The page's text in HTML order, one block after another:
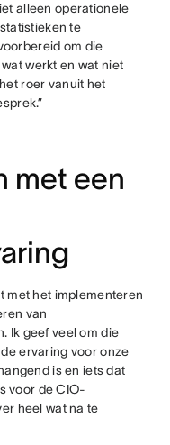
alleen operationele
te
om die
werkt en wat niet
roer vanuit het
met een
met het implementeren
van
Ik geef veel om die
ervaring voor onze
is en iets dat
voor de CIO-
heel wat na te